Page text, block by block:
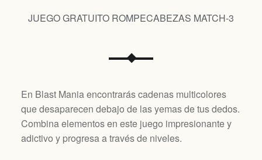
JUEGO GRATUITO ROMPECABEZAS MATCH-3
En Blast Mania encontrarás cadenas multicolores
que desaparecen debajo de las yemas de tus dedos.
Combina elementos en este juego impresionante y
adictivo y progresa a través de niveles.